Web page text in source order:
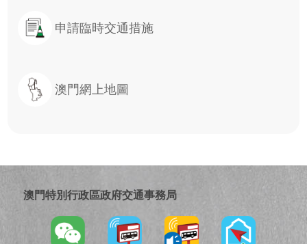
申請臨時交通措施
澳門網上地圖
澳門特別行政區政府交通事務局